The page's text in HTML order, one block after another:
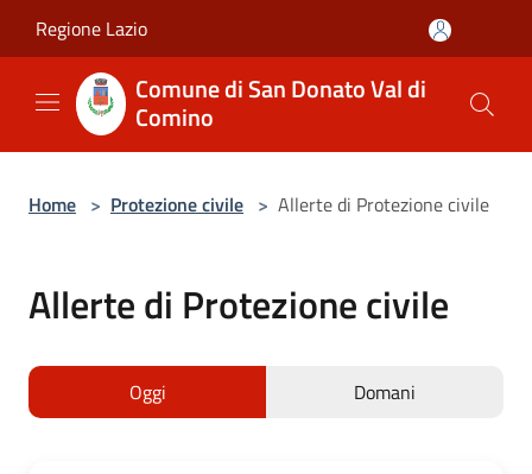
Regione Lazio
Comune di San Donato Val di
Comino
Home > Protezione civile > Allerte di Protezione civile
Allerte di Protezione civile
Oggi Domani